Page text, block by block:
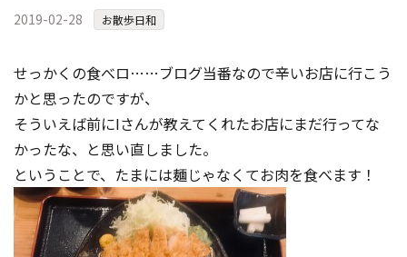
公募運営SaaS 「Kouboプランナー」
事例紹介
事務局アウトソーシング
マーケットデータ
コンテスト情報及びプレゼン
ト情報を「Koubo」に無料で
紹介させていただきます
無料掲載お申し込み
2019-02-28 お散歩日和
せっかくの食べロ……ブログ当番なので辛いお店に行こう
かと思ったのですが、
そういえば前にIさんが教えてくれたお店にまだ行ってな
かったな、と思い直しました。
ということで、たまには麺じゃなくてお肉を食べます！